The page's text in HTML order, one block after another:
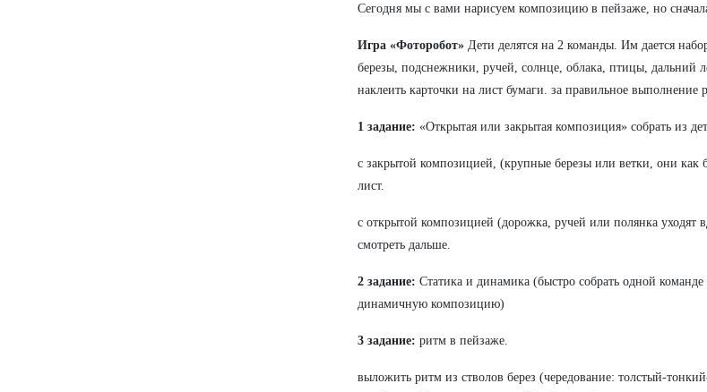
Сегодня мы с вами нарисуем композицию в пейзаже, но
Игра «Фоторобот» Дети делятся на 2 команды. Им дается
березы, подснежники, ручей, солнце, облака, птицы, дальний
наклеить карточки на лист бумаги. за правильное выполнение
1 задание: «Открытая или закрытая композиция» собрать из
с закрытой композицией, (крупные березы или ветки, они как
лист.
с открытой композицией (дорожка, ручей или полянка уходят
смотреть дальше.
2 задание: Статика и динамика (быстро собрать одной
динамичную композицию)
3 задание: ритм в пейзаже.
выложить ритм из стволов берез (чередование: толстый-